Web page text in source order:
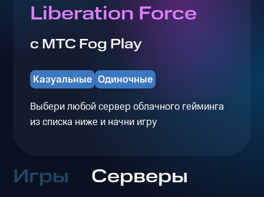
Liberation Force
с МТС Fog Play
Казуальные Одиночные
Выбери любой сервер облачного гейминга
из списка ниже и начни игру
Игры Серверы